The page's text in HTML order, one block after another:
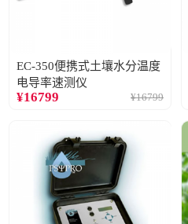
EC-350便携式土壤水分温度
电导率速测仪
¥16799 ¥16799